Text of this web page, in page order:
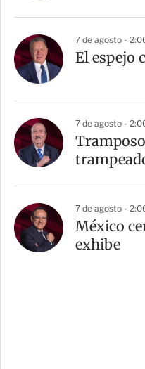
7 de agosto -
El espejo
7 de agosto -
7 de agosto -
México
exhibe